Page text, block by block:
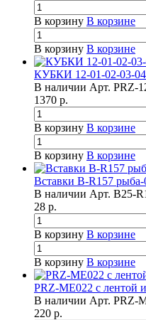
В корзину В корзине
В корзину В корзине
КУБКИ 12-01-02-03-
В наличии Арт. PRZ-
1370 р.
В корзину В корзине
В корзину В корзине
Вставки B-R157 рыба-
В наличии Арт. B25-
28 р.
В корзину В корзине
В корзину В корзине
PRZ-ME022 с лентой
В наличии Арт. PRZ-
220 р.